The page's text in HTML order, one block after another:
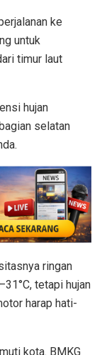
ke
untuk
timur laut
hujan
selatan
ringan
tetapi hujan
harap hati-
kota. BMKG